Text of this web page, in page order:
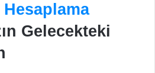
Gelecekteki